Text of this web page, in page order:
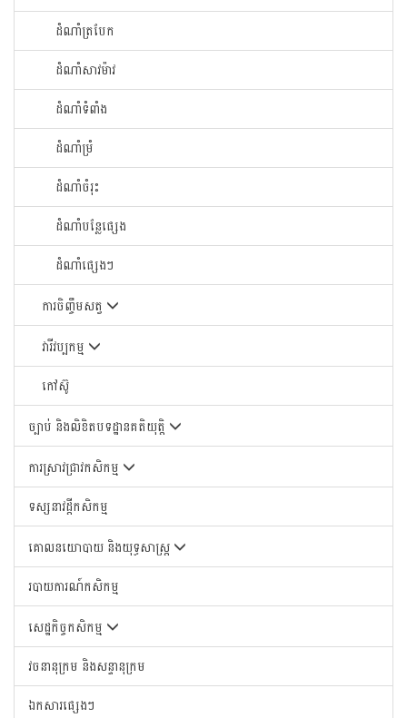
ដំណាំត្របែក
ដំណាំសាវម៉ាវ
ដំណាំទំពាំង
ដំណាំម្រំ
ដំណាំចំរុះ
ដំណាំបន្លែផ្សេង
ដំណាំផ្សេងៗ
ការចិញ្ចឹមសត្វ
វារីវប្បកម្ម
កៅស៊ូ
ច្បាប់ និងលិខិតបទដ្ឋានគតិយុត្តិ
ការស្រាវជ្រាវកសិកម្ម
ទស្សនាវដ្តីកសិកម្ម
គោលនយោបាយ និងយុទ្ធសាស្រ្ត
របាយការណ៍កសិកម្ម
សេដ្ឋកិច្ចកសិកម្ម
វចនានុក្រម និងសន្ទានុក្រម
ឯកសារផ្សេងៗ